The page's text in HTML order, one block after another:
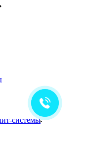
системы